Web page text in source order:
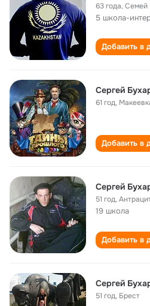
63 года,Семей
5 школа-
Добавить в
Сергей
61 год,
Добавить в
Сергей
51 год,
19 школа
Добавить в
Сергей
51 год, Брест